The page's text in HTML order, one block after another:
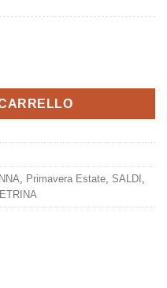
, Primavera Estate, SALDI ,